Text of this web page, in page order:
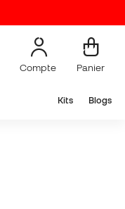
Compte Panier
Kits Blogs